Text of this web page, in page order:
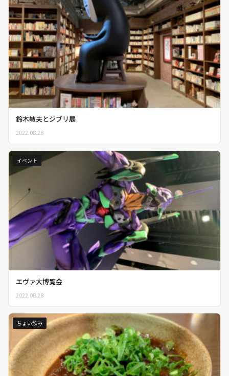
鈴木敏夫とジブリ展
2022.08.28
イベント
エヴァ大博覧会
2022.08.28
ちょい飲み